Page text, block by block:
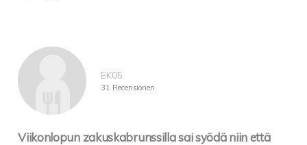
EK05
31 Recensionen
Viikonlopun zakuskabrunssilla sai syödä niin että